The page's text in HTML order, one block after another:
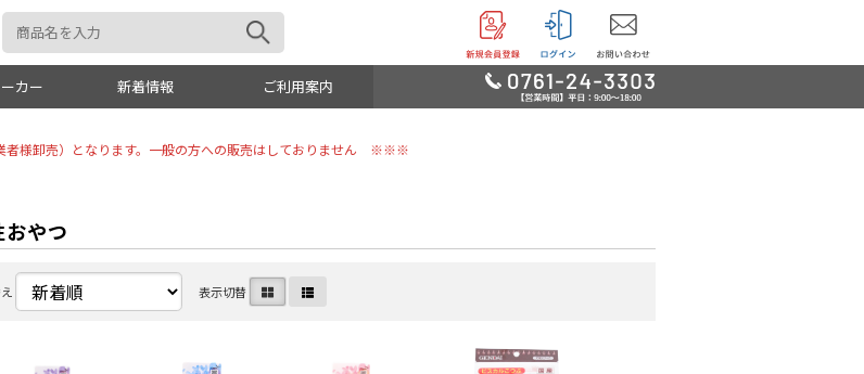
犬具
お手入れ
美容・シャンプー
カー 新着情報 ご利用案内
様卸売）となります。一般の方への販売はしておりません ※※※
おやつ
表示切替